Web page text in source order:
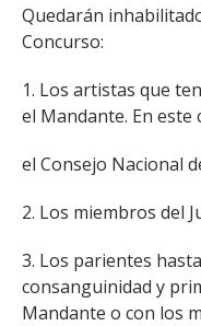
Quedarán
Concurso:
1. Los artistas que
el Mandante. En este
el Consejo Nacional
2. Los miembros del
3. Los parientes
consanguinidad y
Mandante o con los